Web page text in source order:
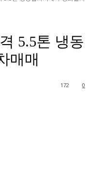
5.5톤 냉동
매매
0
172